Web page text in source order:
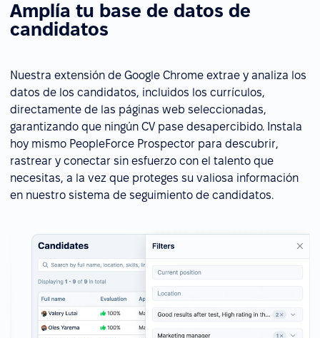
Amplía tu base de datos de
candidatos
Nuestra extensión de Google Chrome extrae y analiza los
datos de los candidatos, incluidos los currículos,
directamente de las páginas web seleccionadas,
garantizando que ningún CV pase desapercibido. Instala
hoy mismo PeopleForce Prospector para descubrir,
rastrear y conectar sin esfuerzo con el talento que
necesitas, a la vez que proteges su valiosa información
en nuestro sistema de seguimiento de candidatos.